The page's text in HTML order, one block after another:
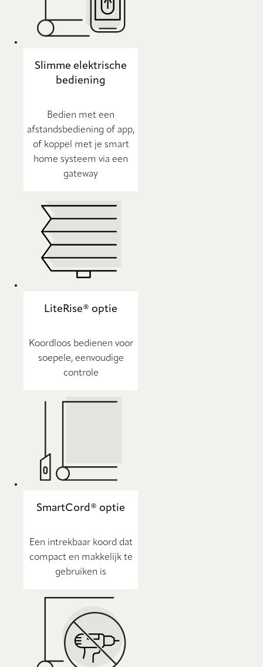
Slimme elektrische
bediening
Bedien met een
afstandsbediening of app,
of koppel met je smart
home systeem via een
gateway
LiteRise® optie
Koordloos bedienen voor
soepele, eenvoudige
controle
SmartCord® optie
Een intrekbaar koord dat
compact en makkelijk te
gebruiken is